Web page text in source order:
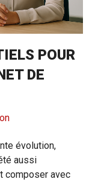
POUR
DE
évolution,
aussi
composer avec